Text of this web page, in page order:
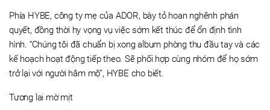
Phía HYBE, công ty mẹ của ADOR, bày tỏ hoan nghênh phán
quyết, đồng thời hy vọng vụ việc sớm kết thúc để ổn định tình
hình. “Chúng tôi đã chuẩn bị xong album phòng thu đầu tay và các
kế hoạch hoạt động tiếp theo. Sẽ phối hợp cùng nhóm để họ sớm
trở lại với người hâm mộ”, HYBE cho biết.
Tương lai mờ mịt